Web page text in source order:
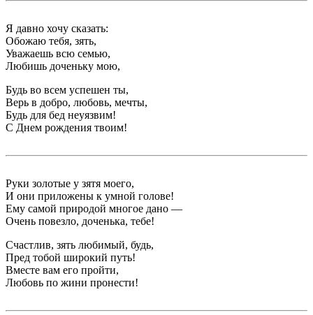
Я давно хочу сказать:
Обожаю тебя, зять,
Уважаешь всю семью,
Любишь доченьку мою,
Будь во всем успешен ты,
Верь в добро, любовь, мечты,
Будь для бед неуязвим!
С Днем рождения твоим!
Руки золотые у зятя моего,
И они приложены к умной голове!
Ему самой природой многое дано —
Очень повезло, доченька, тебе!
Счастлив, зять любимый, будь,
Пред тобой широкий путь!
Вместе вам его пройти,
Любовь по жини пронести!